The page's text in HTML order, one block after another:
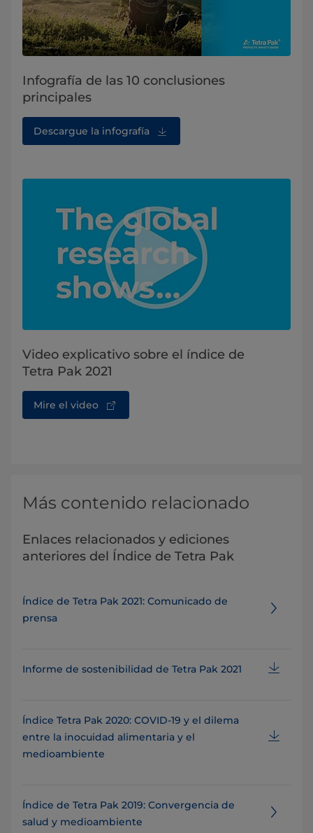
Infografía de las 10 conclusiones
principales
Descargue la infografía
Video explicativo sobre el índice de
Tetra Pak 2021
Mire el video
Más contenido relacionado
Enlaces relacionados y ediciones
anteriores del Índice de Tetra Pak
Índice de Tetra Pak 2021: Comunicado de
prensa
Informe de sostenibilidad de Tetra Pak 2021
Índice Tetra Pak 2020: COVID-19 y el dilema
entre la inocuidad alimentaria y el
medioambiente
Índice de Tetra Pak 2019: Convergencia de
salud y medioambiente